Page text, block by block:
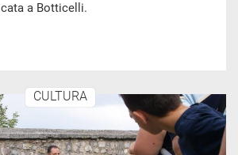
a Botticelli.
CULTURA